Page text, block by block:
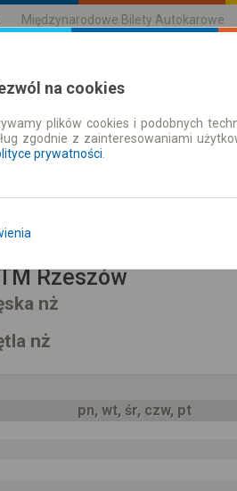
Międzynarodowe Bilety Autokarowe
Rozkład Jazdy | Bilety
Rzeszów
nż
nż
pn, wt, śr, czw, pt
na cookies
plików cookies i podobnych
zgodnie z zainteresowaniami
prywatności